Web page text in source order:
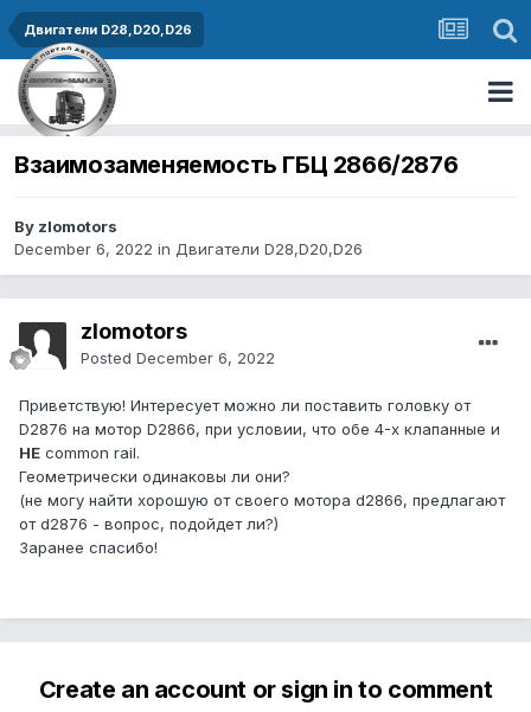
Двигатели D28,D20,D26
Взаимозаменяемость ГБЦ 2866/2876
By zlomotors
December 6, 2022 in Двигатели D28,D20,D26
zlomotors
Posted December 6, 2022
Приветствую! Интересует можно ли поставить головку от
D2876 на мотор D2866, при условии, что обе 4-х клапанные и
НЕ common rail.
Геометрически одинаковы ли они?
(не могу найти хорошую от своего мотора d2866, предлагают
от d2876 - вопрос, подойдет ли?)
Заранее спасибо!
Create an account or sign in to comment